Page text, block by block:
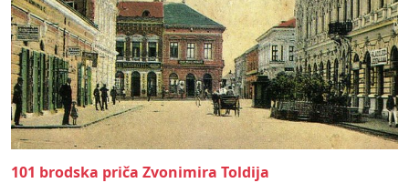
101 brodska priča Zvonimira Toldija